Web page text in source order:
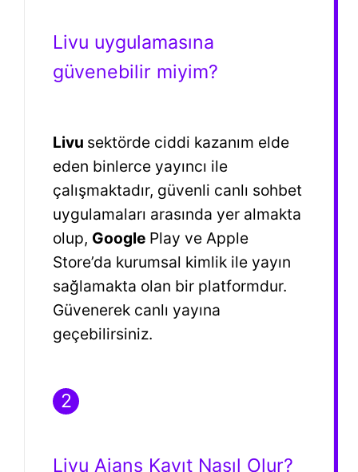
Livu uygulamasına
güvenebilir miyim?
Livu sektörde ciddi kazanım elde
eden binlerce yayıncı ile
çalışmaktadır, güvenli canlı sohbet
uygulamaları arasında yer almakta
olup, Google Play ve Apple
Store’da kurumsal kimlik ile yayın
sağlamakta olan bir platformdur.
Güvenerek canlı yayına
geçebilirsiniz.
2
Livu Ajans Kayıt Nasıl Olur?